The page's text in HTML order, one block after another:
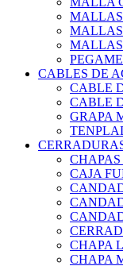
MALLAS
MALLAS
CABLES DE
CABLE
CABLE
GRAPA
CAJA
CHAPA
CHAPA